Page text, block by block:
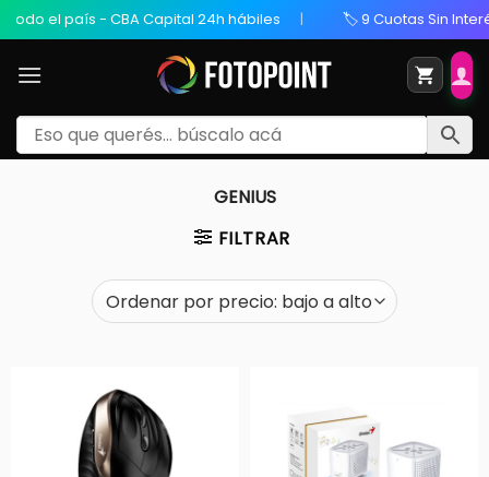
el país - CBA Capital 24h hábiles 🏷️ 9 Cuotas Sin
GENIUS
FILTRAR